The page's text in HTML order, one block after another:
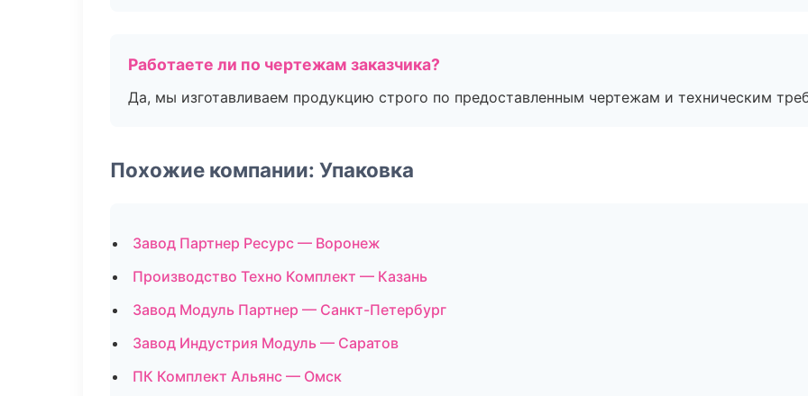
Работаете ли по чертежам заказчика?
Да, мы изготавливаем продукцию строго по предоставленным чертежам и техническим
Похожие компании: Упаковка
Завод Партнер Ресурс — Воронеж
Производство Техно Комплект — Казань
Завод Модуль Партнер — Санкт-Петербург
Завод Индустрия Модуль — Саратов
ПК Комплект Альянс — Омск